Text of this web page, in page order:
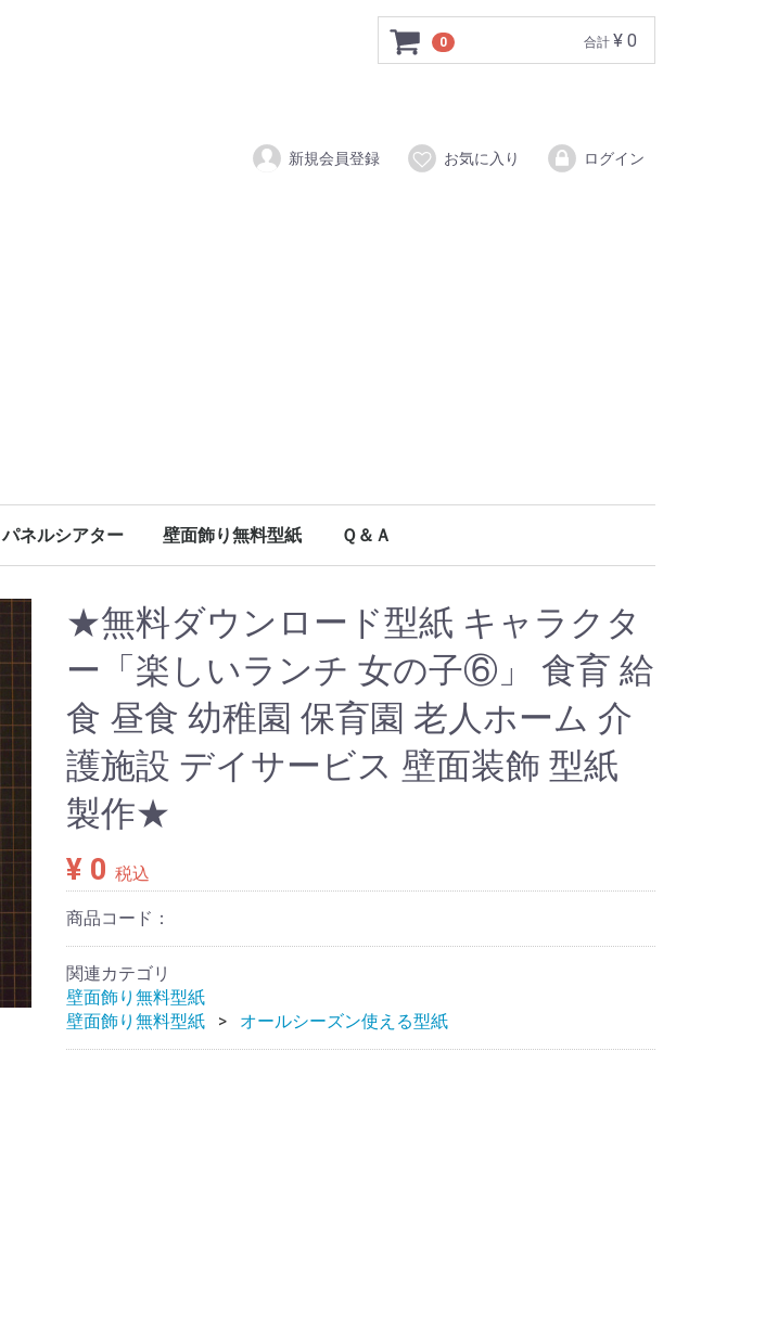
0 合計 ¥ 0
新規会員登録 お気に入り ログイン
パネルシアター 壁面飾り無料型紙 Ｑ＆Ａ
★無料ダウンロード型紙 キャラクタ
ー「楽しいランチ 女の子⑥」 食育 給
食 昼食 幼稚園 保育園 老人ホーム 介
護施設 デイサービス 壁面装飾 型紙
製作★
¥ 0 税込
商品コード：
関連カテゴリ
壁面飾り無料型紙
壁面飾り無料型紙
オールシーズン使える型紙